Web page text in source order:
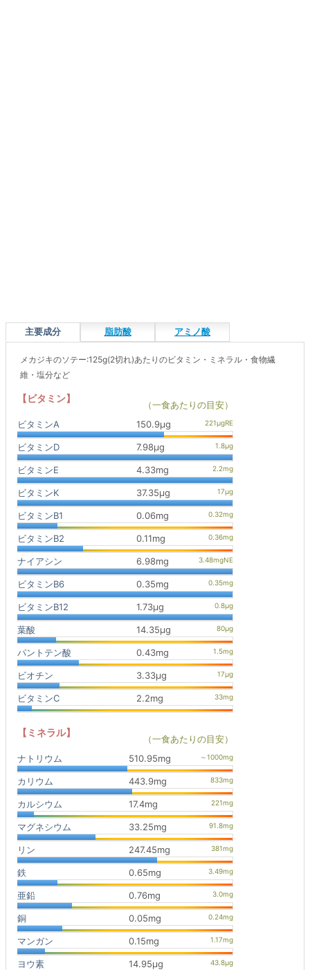
主要成分 脂肪酸 アミノ酸
メカジキのソテー:125g(2切れ)あたりのビタミン・ミネラル・食物繊
維・塩分など
【ビタミン】
（一食あたりの目安）
ビタミンA
150.9μg
ビタミンD 7.98μg
ビタミンE 4.33mg
ビタミンK 37.35μg
ビタミンB1 0.06mg
ビタミンB2 0.11mg
ナイアシン 6.98mg
ビタミンB6 0.35mg
ビタミンB12 1.73μg
葉酸 14.35μg
パントテン酸 0.43mg
ビオチン 3.33μg
ビタミンC 2.2mg
【ミネラル】
（一食あたりの目安）
ナトリウム
510.95mg
カリウム 443.9mg
カルシウム 17.4mg
マグネシウム 33.25mg
リン 247.45mg
鉄 0.65mg
亜鉛 0.76mg
銅 0.05mg
マンガン 0.15mg
ヨウ素 14.95μg